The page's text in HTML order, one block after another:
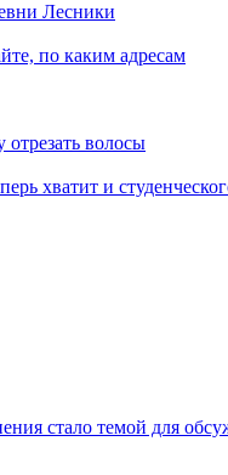
Лесники
по каким адресам
волосы
хватит и
стало темой для